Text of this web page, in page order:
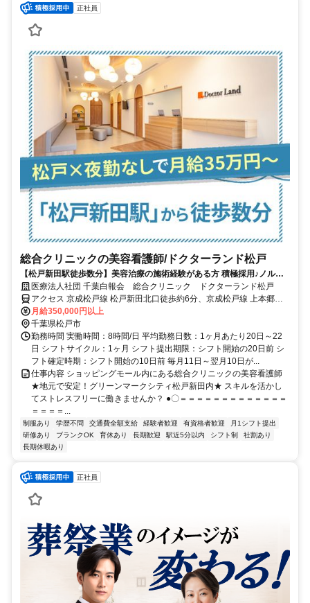
正社員
総合クリニックの美容看護師/ドクターランド松戸
【松戸新田駅徒歩数分】美容治療の施術経験がある方 積極採用♪ノルマ
なし・日勤のみ★准看護師もOK★面接1回のみ！
医療法人社団 千葉白報会 総合クリニック ドクターランド松戸
アクセス 京成松戸線 松戸新田北口徒歩約6分、京成松戸線 上本郷北
口徒歩約6分、京成松戸線 みのり台北口徒歩約12分 新京成線「松戸
新田駅」より徒歩5分
月給350,000円以上
千葉県松戸市
勤務時間 実働時間：8時間/日 平均勤務日数：1ヶ月あたり20日～22
日 シフトサイクル：1ヶ月 シフト提出期限：シフト開始の20日前 シ
フト確定時期：シフト開始の10日前 毎月11日～翌月10日が...
仕事内容 ショッピングモール内にある総合クリニックの美容看護師
★地元で安定！グリーンマークシティ松戸新田内★ スキルを活かし
てストレスフリーに働きませんか？ ●〇＝＝＝＝＝＝＝＝＝＝＝＝＝
＝＝＝＝...
制服あり 学歴不問 交通費全額支給 経験者歓迎 有資格者歓迎
月1シフト提出
研修あり
ブランクOK 育休あり 長期歓迎 駅近5分以内 シフト制
社割あり
長期休暇あり
正社員